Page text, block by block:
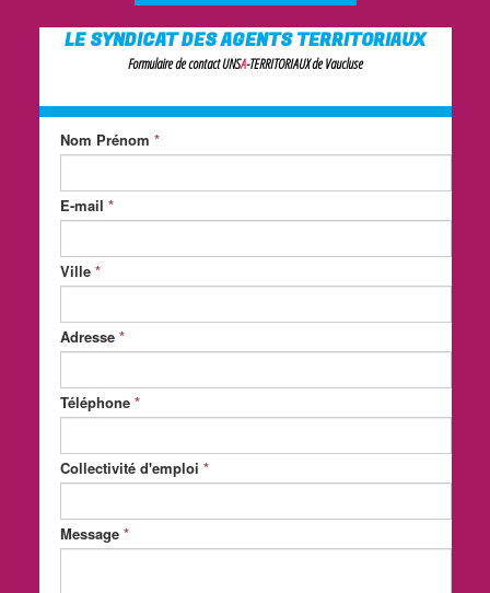
LE SYNDICAT DES AGENTS TERRITORIAUX
Formulaire de contact UNSA-TERRITORIAUX de Vaucluse
Nom Prénom *
E-mail *
Ville*
Adresse*
Téléphone*
Collectivité d'emploi *
Message*